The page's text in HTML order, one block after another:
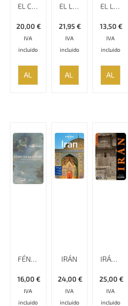
EL CORONEL
€
20,00
IVA
incluido
AL
CARRITO
EL LIBRO DE LOS REYES
€
21,95
IVA
incluido
AL
CARRITO
EL LIBRO DE LOS SECRETOS
€
13,50
IVA
incluido
AL
CARRITO
FÉNIX EN LA LLUVIA
€
16,00
IVA
incluido
IRÁN
€
24,00
IVA
incluido
IRÁN – RUMBO A
€
25,00
IVA
incluido